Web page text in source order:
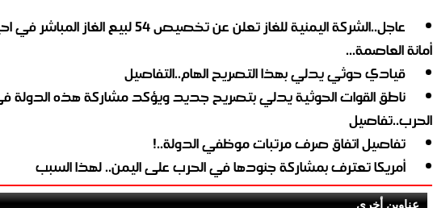
عاجل..الشركة اليمنية للغاز تعلن عن تخصيص 54 لبيع الغاز المباشر
أمانة العاصمة...
قيادي حوثي يدلي بهذا التصريح الهام..التفاصيل
ناطق القوات الحوثية يدلي بتصريح جديد ويؤكد مشاركة هذه الدولة
الحرب..تفاصيل
تفاصيل اتفاق صرف مرتبات موظفي الدولة..!
أمريكا تعترف بمشاركة جنودها في الحرب على اليمن.. لهذا السبب
عناوين أخرى